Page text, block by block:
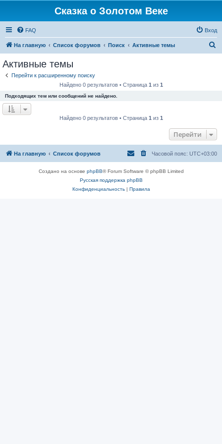
Сказка о Золотом Веке
FAQ Вход
На главную Список форумов Поиск Активные темы
Активные темы
Перейти к расширенному поиску
Найдено 0 результатов • Страница 1 из 1
Подходящих тем или сообщений не найдено.
Найдено 0 результатов • Страница 1 из 1
Перейти
На главную Список форумов Часовой пояс: UTC+03:00
Создано на основе phpBB® Forum Software © phpBB Limited
Русская поддержка phpBB
Конфиденциальность| Правила